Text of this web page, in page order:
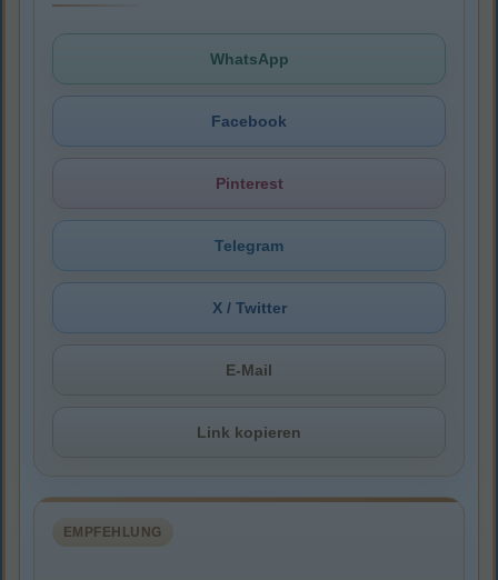
WhatsApp
Facebook
Pinterest
Telegram
X / Twitter
E-Mail
Link kopieren
EMPFEHLUNG